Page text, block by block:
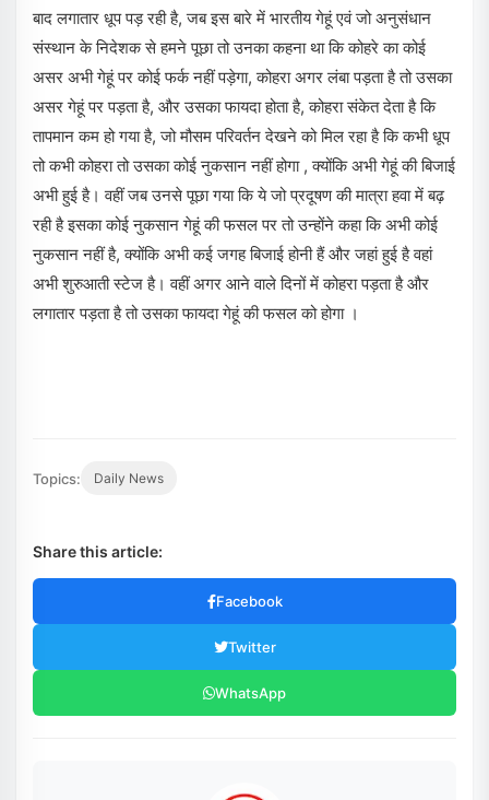
बाद लगातार धूप पड़ रही है, जब इस बारे में भारतीय गेहूं एवं जो अनुसंधान
संस्थान के निदेशक से हमने पूछा तो उनका कहना था कि कोहरे का कोई
असर अभी गेहूं पर कोई फर्क नहीं पड़ेगा, कोहरा अगर लंबा पड़ता है तो उसका
असर गेहूं पर पड़ता है, और उसका फायदा होता है, कोहरा संकेत देता है कि
तापमान कम हो गया है, जो मौसम परिवर्तन देखने को मिल रहा है कि कभी धूप
तो कभी कोहरा तो उसका कोई नुकसान नहीं होगा , क्योंकि अभी गेहूं की बिजाई
अभी हुई है। वहीं जब उनसे पूछा गया कि ये जो प्रदूषण की मात्रा हवा में बढ़
रही है इसका कोई नुकसान गेहूं की फसल पर तो उन्होंने कहा कि अभी कोई
नुकसान नहीं है, क्योंकि अभी कई जगह बिजाई होनी हैं और जहां हुई है वहां
अभी शुरुआती स्टेज है। वहीं अगर आने वाले दिनों में कोहरा पड़ता है और
लगातार पड़ता है तो उसका फायदा गेहूं की फसल को होगा ।
Topics: Daily News
Share this article:
Facebook
Twitter
WhatsApp